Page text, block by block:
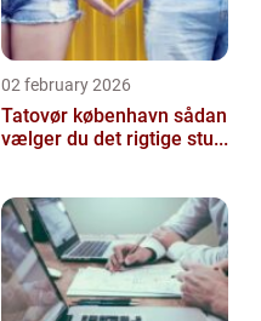
02 february 2026
Tatovør københavn sådan
vælger du det rigtige stu...